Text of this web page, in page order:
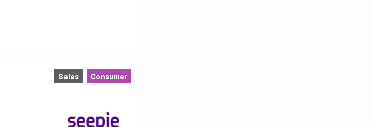
Sales Consumer